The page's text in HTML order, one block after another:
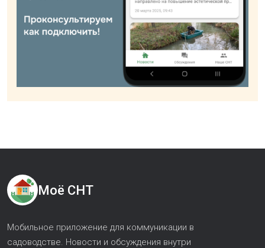
Моё СНТ
Мобильное приложение для коммуникации в
садоводстве. Новости и обсуждения внутри